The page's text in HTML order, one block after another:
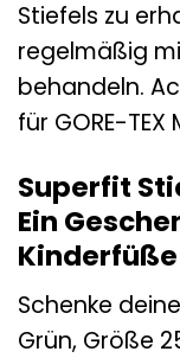
Stiefels zu
regelmäßig
behandeln.
für GORE-
Superfit
Ein
Kinderfüße
Schenke
Grün, Größe